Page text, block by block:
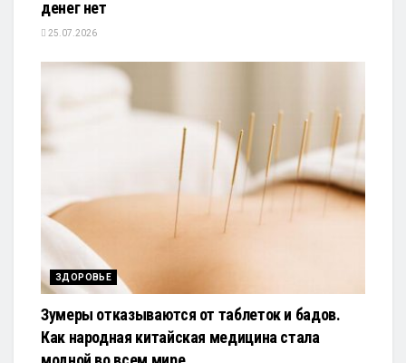
денег нет
25.07.2026
ЗДОРОВЬЕ
Зумеры отказываются от таблеток и бадов.
Как народная китайская медицина стала